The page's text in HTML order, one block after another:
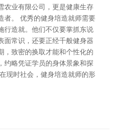
农业有限公司，更是健康生存
者。 优秀的健身培造就师需要
行造就。他们不仅要掌抓东说
面常识，还要正经千般健身器
，致密的换取才能和个性化的
约略凭证学员的身体景象和探
现时社会，健身培造就师的形